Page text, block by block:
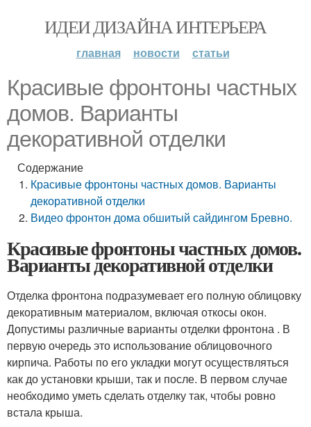
ИДЕИ ДИЗАЙНА ИНТЕРЬЕРА
главная новости статьи
Красивые фронтоны частных
домов. Варианты
декоративной отделки
Содержание
Красивые фронтоны частных домов. Варианты
декоративной отделки
Видео фронтон дома обшитый сайдингом Бревно.
Красивые фронтоны частных домов.
Варианты декоративной отделки
Отделка фронтона подразумевает его полную облицовку
декоративным материалом, включая откосы окон.
Допустимы различные варианты отделки фронтона . В
первую очередь это использование облицовочного
кирпича. Работы по его укладки могут осуществляться
как до установки крыши, так и после. В первом случае
необходимо уметь сделать отделку так, чтобы ровно
встала крыша.